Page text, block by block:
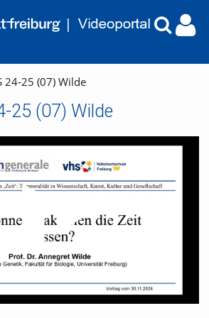
24-25 (07) Wilde
25 (07) Wilde